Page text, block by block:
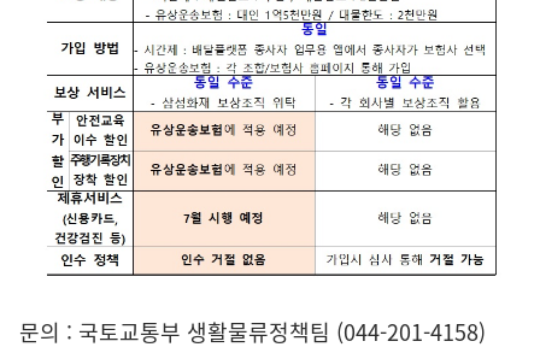
문의 : 국토교통부 생활물류정책팀 (044-201-4158)